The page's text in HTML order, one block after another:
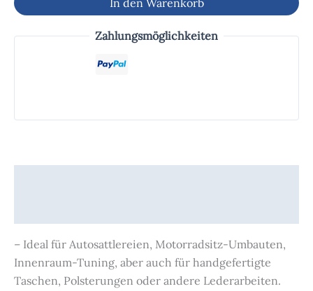
In den Warenkorb
Zahlungsmöglichkeiten
– Ideal für Autosattlereien, Motorradsitz-Umbauten,
Innenraum-Tuning, aber auch für handgefertigte
Taschen, Polsterungen oder andere Lederarbeiten.